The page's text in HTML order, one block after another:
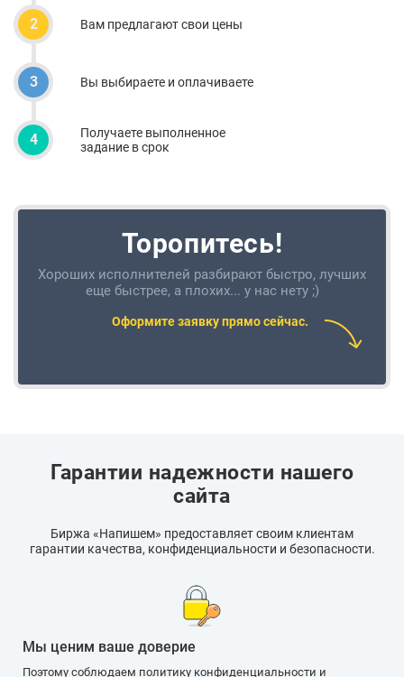
2 Вам предлагают свои цены
3 Вы выбираете и оплачиваете
4
Получаете выполненное
задание в срок
Торопитесь!
Хороших исполнителей разбирают быстро, лучших
еще быстрее, а плохих... у нас нету ;)
Оформите заявку прямо сейчас.
Гарантии надежности нашего
сайта
Биржа «Напишем» предоставляет своим клиентам
гарантии качества, конфиденциальности и безопасности.
Мы ценим ваше доверие
Поэтому соблюдаем политику конфиденциальности и